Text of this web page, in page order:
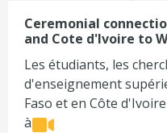
Ceremonial
and Cote d'Ivoire to
Les étudiants, les
d'enseignement
Faso et en Côte
à...